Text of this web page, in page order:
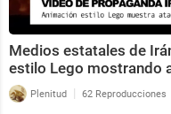
Medios estatales de
estilo Lego mostrando
Plenitud | 62 Reproducciones